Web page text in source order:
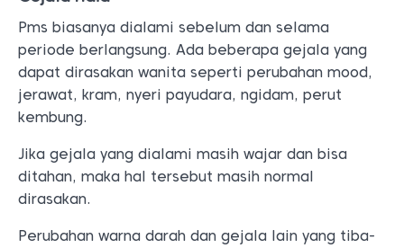
Pms biasanya dialami sebelum dan selama
periode berlangsung. Ada beberapa gejala yang
dapat dirasakan wanita seperti perubahan mood,
jerawat, kram, nyeri payudara, ngidam, perut
kembung.
Jika gejala yang dialami masih wajar dan bisa
ditahan, maka hal tersebut masih normal
dirasakan.
Perubahan warna darah dan gejala lain yang tiba-